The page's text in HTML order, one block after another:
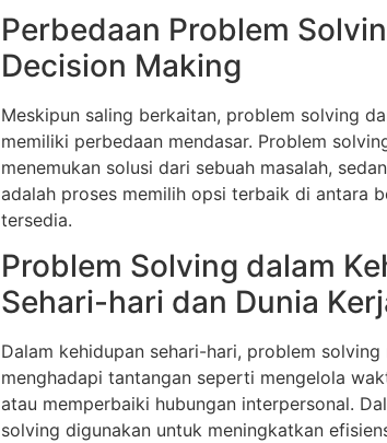
Perbedaan Problem
Decision Making
Meskipun saling berkaitan, problem solving
memiliki perbedaan mendasar. Problem
menemukan solusi dari sebuah masalah,
adalah proses memilih opsi terbaik di antara
tersedia.
Problem Solving dalam
Sehari-hari dan Dunia
Dalam kehidupan sehari-hari, problem
menghadapi tantangan seperti mengelola
atau memperbaiki hubungan interpersonal.
solving digunakan untuk meningkatkan